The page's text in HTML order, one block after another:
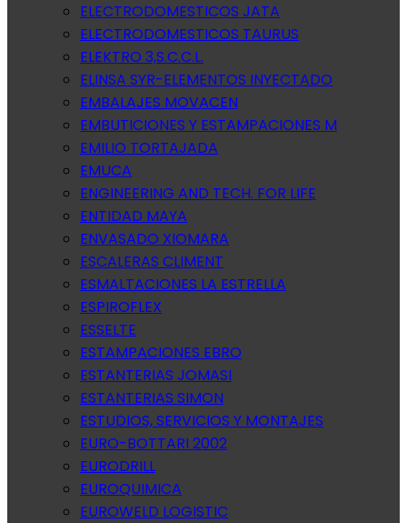
ELECTRODOMESTICOS JATA
ELECTRODOMESTICOS TAURUS
ELEKTRO 3,S.C.C.L.
ELINSA SYR-ELEMENTOS INYECTADO
EMBALAJES MOVACEN
EMBUTICIONES Y ESTAMPACIONES M
EMILIO TORTAJADA
EMUCA
ENGINEERING AND TECH. FOR LIFE
ENTIDAD MAYA
ENVASADO XIOMARA
ESCALERAS CLIMENT
ESMALTACIONES LA ESTRELLA
ESPIROFLEX
ESSELTE
ESTAMPACIONES EBRO
ESTANTERIAS JOMASI
ESTANTERIAS SIMON
ESTUDIOS, SERVICIOS Y MONTAJES
EURO-BOTTARI 2002
EURODRILL
EUROQUIMICA
EUROWELD LOGISTIC